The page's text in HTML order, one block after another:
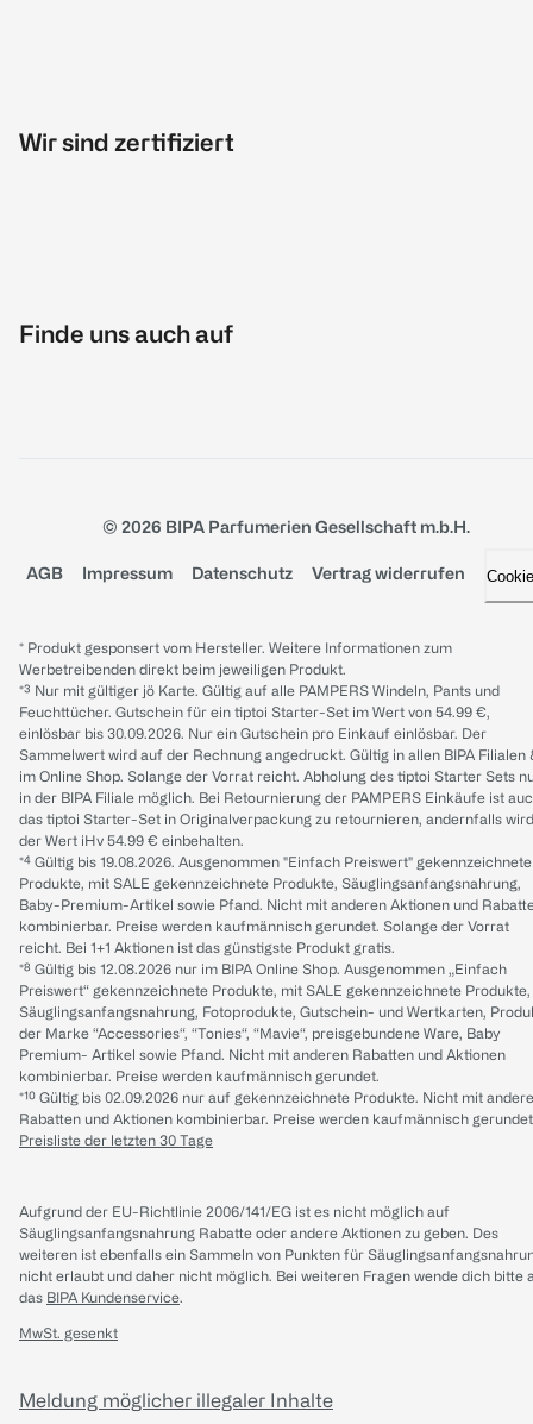
Wir sind zertifiziert
Finde uns auch auf
© 2026 BIPA Parfumerien Gesellschaft m.b.H.
AGB Impressum Datenschutz Vertrag widerrufen
* Produkt gesponsert vom Hersteller. Weitere Informationen zum
Werbetreibenden direkt beim jeweiligen Produkt.
*³ Nur mit gültiger jö Karte. Gültig auf alle PAMPERS Windeln, Pants und
Feuchttücher. Gutschein für ein tiptoi Starter-Set im Wert von 54.99 €,
einlösbar bis 30.09.2026. Nur ein Gutschein pro Einkauf einlösbar. Der
Sammelwert wird auf der Rechnung angedruckt. Gültig in allen BIPA Filialen
im Online Shop. Solange der Vorrat reicht. Abholung des tiptoi Starter Sets
in der BIPA Filiale möglich. Bei Retournierung der PAMPERS Einkäufe ist
das tiptoi Starter-Set in Originalverpackung zu retournieren, andernfalls wird
der Wert iHv 54.99 € einbehalten.
*⁴ Gültig bis 19.08.2026. Ausgenommen "Einfach Preiswert" gekennzeichnete
Produkte, mit SALE gekennzeichnete Produkte, Säuglingsanfangsnahrung,
Baby-Premium-Artikel sowie Pfand. Nicht mit anderen Aktionen und
kombinierbar. Preise werden kaufmännisch gerundet. Solange der Vorrat
reicht. Bei 1+1 Aktionen ist das günstigste Produkt gratis.
*⁸ Gültig bis 12.08.2026 nur im BIPA Online Shop. Ausgenommen „Einfach
Preiswert“ gekennzeichnete Produkte, mit SALE gekennzeichnete Produkte,
Säuglingsanfangsnahrung, Fotoprodukte, Gutschein- und Wertkarten,
der Marke “Accessories“, “Tonies“, “Mavie“, preisgebundene Ware, Baby
Premium- Artikel sowie Pfand. Nicht mit anderen Rabatten und Aktionen
kombinierbar. Preise werden kaufmännisch gerundet.
*¹⁰ Gültig bis 02.09.2026 nur auf gekennzeichnete Produkte. Nicht mit
Rabatten und Aktionen kombinierbar. Preise werden kaufmännisch
Preisliste der letzten 30 Tage
Aufgrund der EU-Richtlinie 2006/141/EG ist es nicht möglich auf
Säuglingsanfangsnahrung Rabatte oder andere Aktionen zu geben. Des
weiteren ist ebenfalls ein Sammeln von Punkten für
nicht erlaubt und daher nicht möglich. Bei weiteren Fragen wende dich bitte
das BIPA Kundenservice.
MwSt. gesenkt
Meldung möglicher illegaler Inhalte